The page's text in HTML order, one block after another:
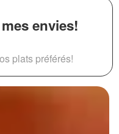
envies!
plats préférés!